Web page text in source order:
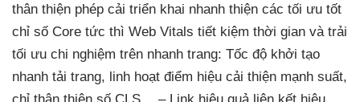
thân thiện phép cải triển khai nhanh thiện các tối ưu tốt
chỉ số Core tức thì Web Vitals tiết kiệm thời gian và trải
tối ưu chi nghiệm trên nhanh trang: Tốc độ khởi tạo
nhanh tải trang, linh hoạt điểm hiệu cải thiện mạnh suất,